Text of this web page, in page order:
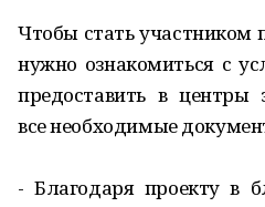
Чтобы стать участником
нужно ознакомиться с
предоставить в центры
все необходимые
- Благодаря проекту в